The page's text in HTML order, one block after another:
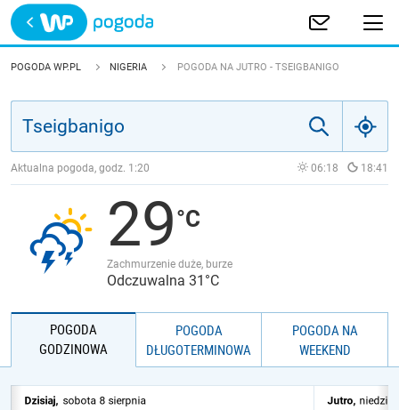
Trwa ładowanie
POLSKA
JAKOŚĆ POWIETRZA
POGODA WP.PL NIGERIA POGODA NA JUTRO - TSEIGBANIGO
Aktualna pogoda, godz. 1:20 06:18 18:41
29
Zachmurzenie duże, burze
Odczuwalna 31°C
POGODA
GODZINOWA
POGODA
DŁUGOTERMINOWA
POGODA NA
WEEKEND